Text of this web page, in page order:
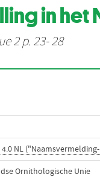
in het
2 p. 23- 28
4.0 NL
Ornithologische Unie